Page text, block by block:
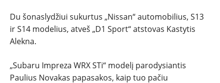
Du šonaslydžiui sukurtus „Nissan“ automobilius, S13
ir S14 modelius, atveš „D1 Sport“ atstovas Kastytis
Alekna.
„Subaru Impreza WRX STi“ modelį parodysiantis
Paulius Novakas papasakos, kaip tuo pačiu